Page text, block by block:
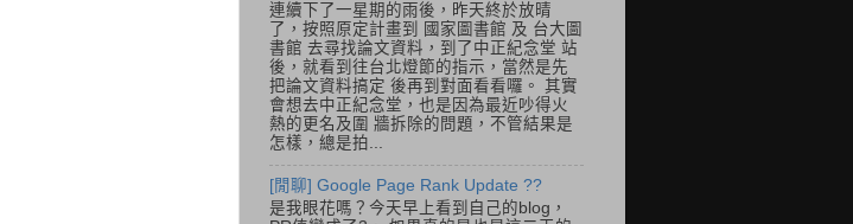
連續下了一星期的雨後，昨天終於放晴
了，按照原定計畫到 國家圖書館 及 台大圖
書館 去尋找論文資料，到了中正紀念堂 站
後，就看到往台北燈節的指示，當然是先
把論文資料搞定 後再到對面看看囉。 其實
會想去中正紀念堂，也是因為最近吵得火
熱的更名及圍 牆拆除的問題，不管結果是
怎樣，總是拍...
[閒聊] Google Page Rank Update ??
是我眼花嗎？今天早上看到自己的blog，